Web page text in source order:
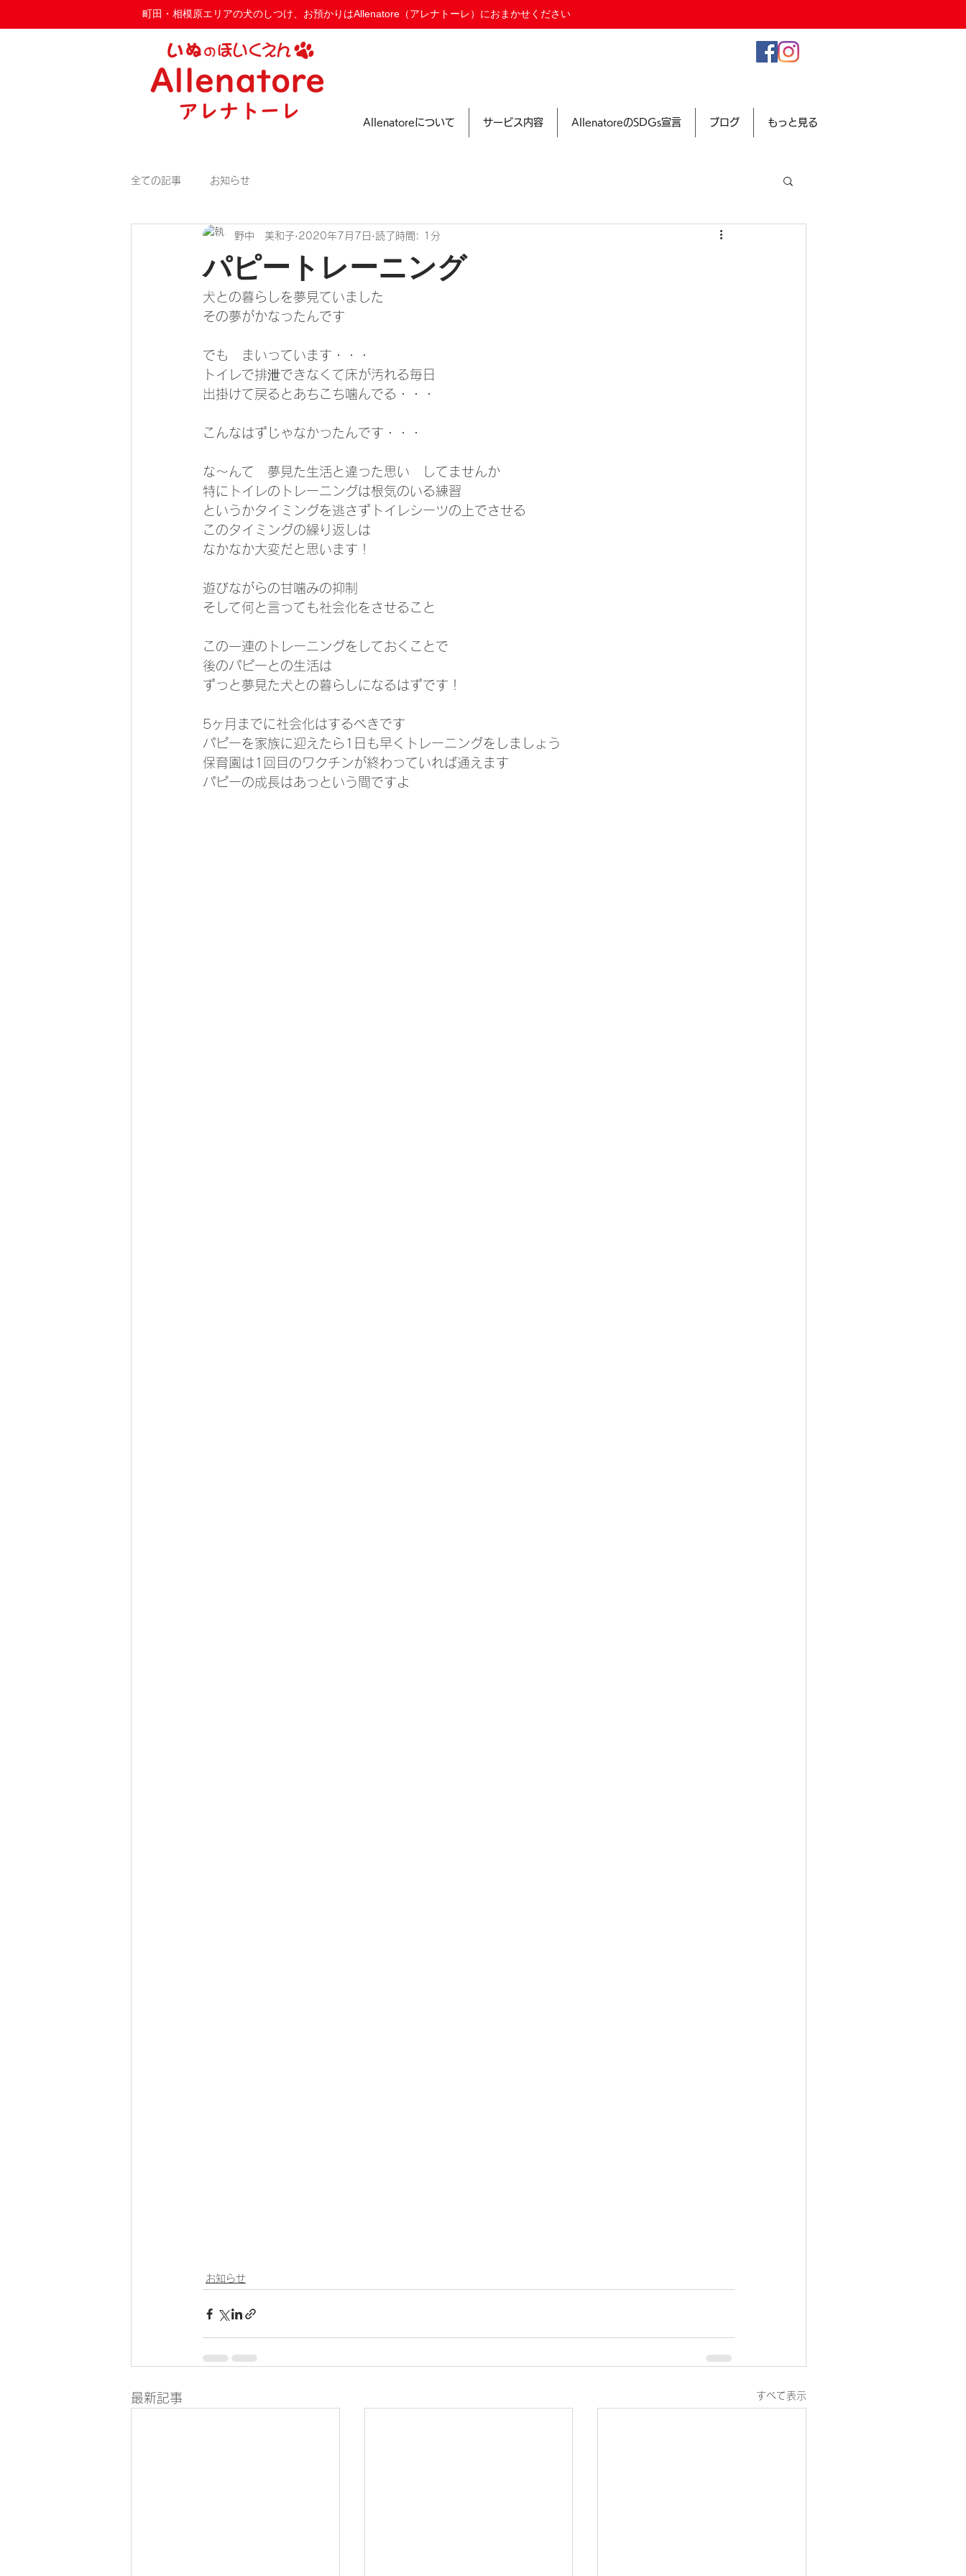
​町田・相模原エリアの犬のしつけ、お預かりはAllenatore（アレナトーレ）におまかせください
Allenatoreについて サービス内容 AllenatoreのSDGs宣言 ブログ もっと見る
全ての記事 お知らせ
パピートレーニング
野中 美和子 2020年7月7日 読了時間: 1分
犬との暮らしを夢見ていました
その夢がかなったんです
でも　まいっています・・・
トイレで排泄できなくて床が汚れる毎日
出掛けて戻るとあちこち噛んでる・・・
こんなはずじゃなかったんです・・・
な～んて　夢見た生活と違った思い　してませんか
特にトイレのトレーニングは根気のいる練習
というかタイミングを逃さずトイレシーツの上でさせる
このタイミングの繰り返しは
なかなか大変だと思います！
遊びながらの甘噛みの抑制
そして何と言っても社会化をさせること
この一連のトレーニングをしておくことで
後のパピーとの生活は
ずっと夢見た犬との暮らしになるはずです！
5ヶ月までに社会化はするべきです
パピーを家族に迎えたら1日も早くトレーニングをしましょう
保育園は1回目のワクチンが終わっていれば通えます
パピーの成長はあっという間ですよ
お知らせ
最新記事 すべて表示